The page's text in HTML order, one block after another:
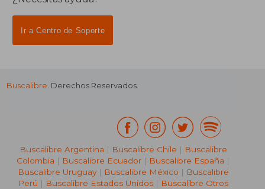
Ir a Centro de Soporte
Buscalibre. Derechos Reservados.
Buscalibre Argentina | Buscalibre Chile | Buscalibre
Colombia | Buscalibre Ecuador | Buscalibre España |
Buscalibre Uruguay| Buscalibre México | Buscalibre
Perú | Buscalibre Estados Unidos| Buscalibre Otros